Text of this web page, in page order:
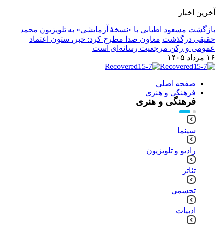
آخرین اخبار
بازگشت مسعود اطیابی با «نسخهٔ آزمایشی» به تلویزیون محمد
حقیقی درگذشت معاون صدا مطرح کرد: خبر، ستون اعتماد
عمومی و رکن مرجعیت رسانه‌ای است
۱۶ مرداد ۱۴۰۵
صفحه اصلی
فرهنگی و هنری
فرهنگی و هنری
سینما
رادیو و تلویزیون
تئاتر
تجسمی
ادبیات